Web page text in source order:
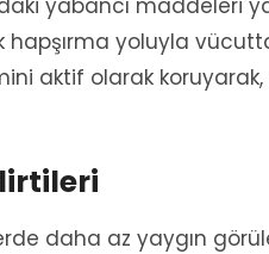
yoluyla
aktif olarak
daha az yaygın